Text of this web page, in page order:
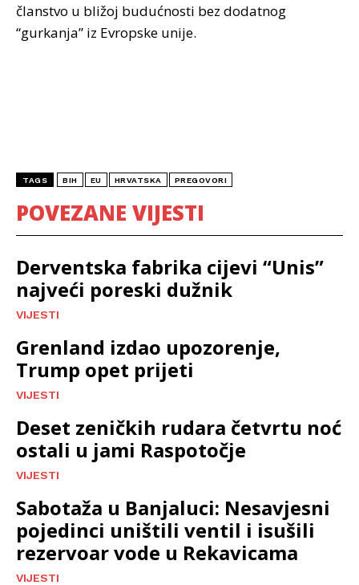
članstvo u bližoj budućnosti bez dodatnog
“gurkanja” iz Evropske unije.
TAGS BIH EU HRVATSKA PREGOVORI
POVEZANE VIJESTI
Derventska fabrika cijevi “Unis”
najveći poreski dužnik
VIJESTI
Grenland izdao upozorenje,
Trump opet prijeti
VIJESTI
Deset zeničkih rudara četvrtu noć
ostali u jami Raspotočje
VIJESTI
Sabotaža u Banjaluci: Nesavjesni
pojedinci uništili ventil i isušili
rezervoar vode u Rekavicama
VIJESTI